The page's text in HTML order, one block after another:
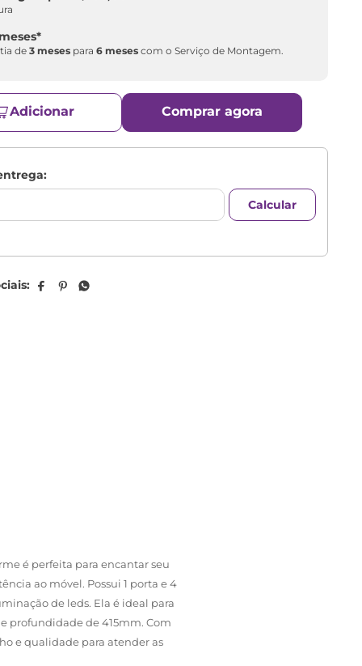
*
de3 meses para6 meses com o Serviço de Montagem.
Adicionar Comprar agora
é perfeita para encantar seu
ao móvel. Possui 1 porta e 4
de leds. Ela é ideal para
profundidade de 415mm. Com
e qualidade para atender as